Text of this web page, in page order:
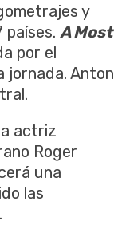
y
A Most
por el
jornada. Anton
actriz
Roger
una
las